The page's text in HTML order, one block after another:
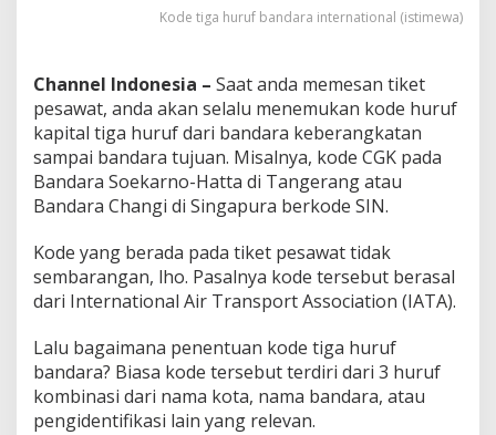
a
u
a
n
?
Kode tiga huruf bandara international (istimewa)
Channel Indonesia – Saat anda memesan tiket
pesawat, anda akan selalu menemukan kode huruf
kapital tiga huruf dari bandara keberangkatan
sampai bandara tujuan. Misalnya, kode CGK pada
Bandara Soekarno-Hatta di Tangerang atau
Bandara Changi di Singapura berkode SIN.
Kode yang berada pada tiket pesawat tidak
sembarangan, lho. Pasalnya kode tersebut berasal
dari International Air Transport Association (IATA).
Lalu bagaimana penentuan kode tiga huruf
bandara? Biasa kode tersebut terdiri dari 3 huruf
kombinasi dari nama kota, nama bandara, atau
pengidentifikasi lain yang relevan.